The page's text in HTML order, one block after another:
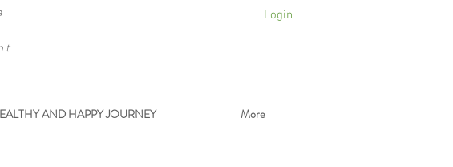
Login
AND HAPPY JOURNEY More